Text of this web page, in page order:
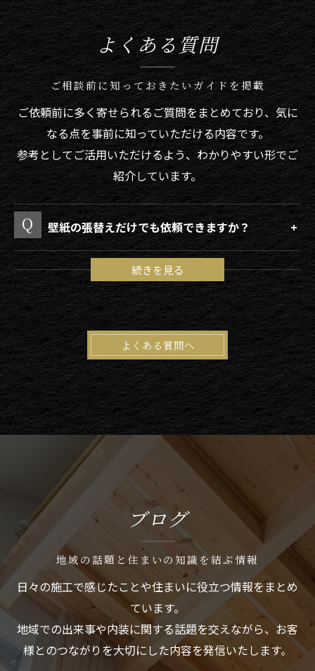
ご相談前に知っておきたいガイドを掲載
よくある質問
ご依頼前に多く寄せられるご質問をまとめており、気に
なる点を事前に知っていただける内容です。
参考としてご活用いただけるよう、わかりやすい形でご
紹介しています。
壁紙の張替えだけでも依頼できますか？
よくある質問へ
地域の話題と住まいの知識を結ぶ情報
ブログ
日々の施工で感じたことや住まいに役立つ情報をまとめ
ています。
地域での出来事や内装に関する話題を交えながら、お客
様とのつながりを大切にした内容を発信いたします。